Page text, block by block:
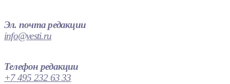
Эл. почта редакции
info@vesti.ru
Телефон редакции
+7 495 232 63 33